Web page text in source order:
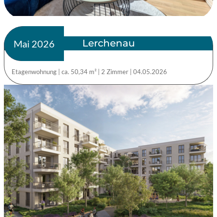
verkauft
Mai 2026 Lerchenau
Etagenwohnung |ca. 50,34 m² 2 Zimmer |04.05.2026